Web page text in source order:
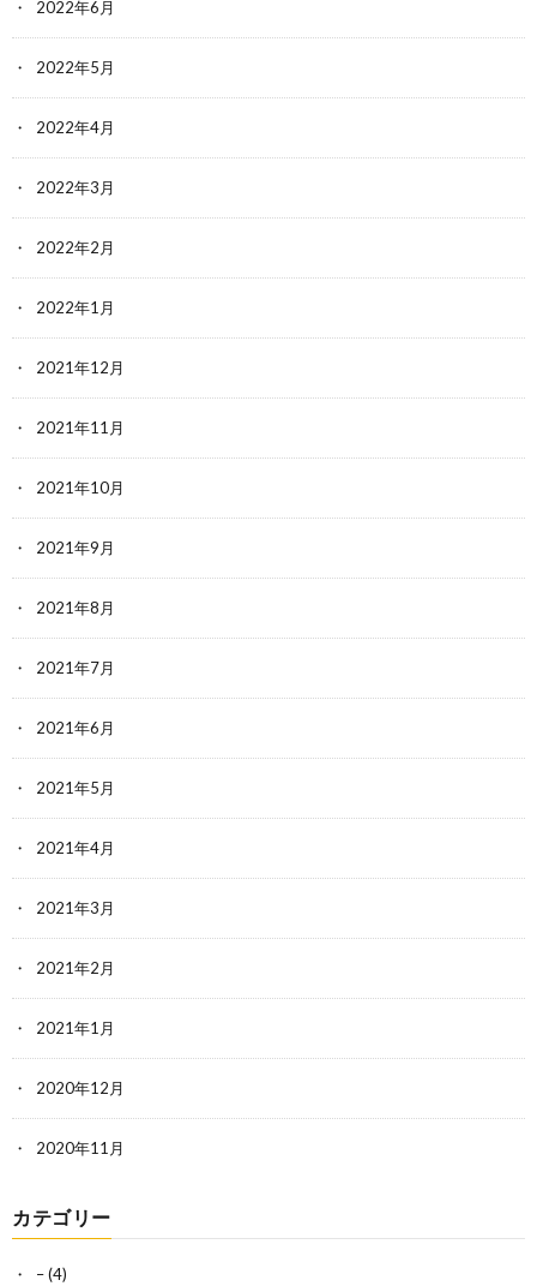
2022年6月
2022年5月
2022年4月
2022年3月
2022年2月
2022年1月
2021年12月
2021年11月
2021年10月
2021年9月
2021年8月
2021年7月
2021年6月
2021年5月
2021年4月
2021年3月
2021年2月
2021年1月
2020年12月
2020年11月
カテゴリー
–(4)